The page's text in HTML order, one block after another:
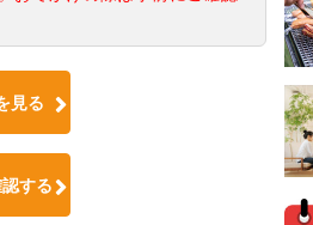
見る
する